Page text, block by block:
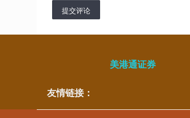
提交评论
美港通证券
友情链接：